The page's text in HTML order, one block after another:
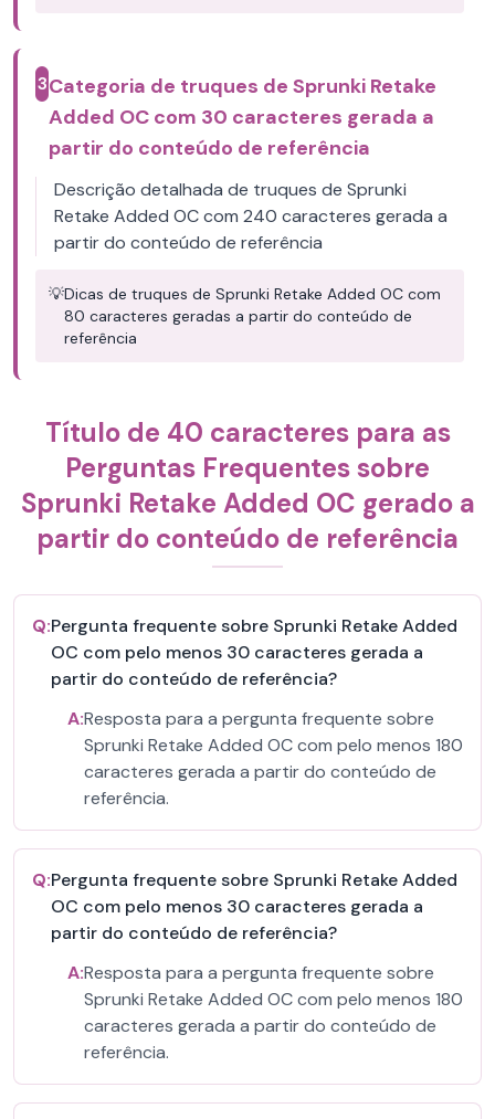
3Categoria de truques de Sprunki Retake
Added OC com 30 caracteres gerada a
partir do conteúdo de referência
Descrição detalhada de truques de Sprunki
Retake Added OC com 240 caracteres gerada a
partir do conteúdo de referência
💡Dicas de truques de Sprunki Retake Added OC com
80 caracteres geradas a partir do conteúdo de
referência
Título de 40 caracteres para as
Perguntas Frequentes sobre
Sprunki Retake Added OC gerado a
partir do conteúdo de referência
Q:Pergunta frequente sobre Sprunki Retake Added
OC com pelo menos 30 caracteres gerada a
partir do conteúdo de referência?
A:Resposta para a pergunta frequente sobre
Sprunki Retake Added OC com pelo menos 180
caracteres gerada a partir do conteúdo de
referência.
Q:Pergunta frequente sobre Sprunki Retake Added
OC com pelo menos 30 caracteres gerada a
partir do conteúdo de referência?
A:Resposta para a pergunta frequente sobre
Sprunki Retake Added OC com pelo menos 180
caracteres gerada a partir do conteúdo de
referência.